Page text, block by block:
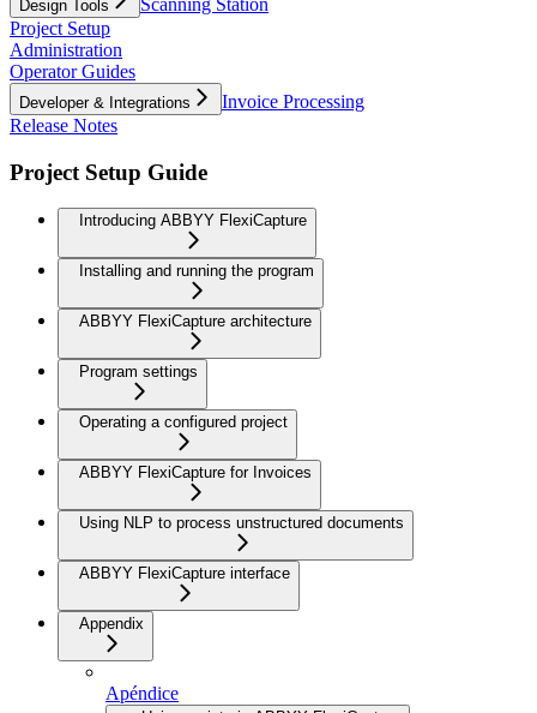
Design Tools
Project Setup
Administration
Operator Guides
Developer & Integrations
Invoice Processing
Release Notes
Project Setup Guide
Introducing ABBYY FlexiCapture
Installing and running the program
ABBYY FlexiCapture architecture
Program settings
Operating a configured project
ABBYY FlexiCapture for Invoices
Using NLP to process unstructured documents
ABBYY FlexiCapture interface
Appendix
Apéndice